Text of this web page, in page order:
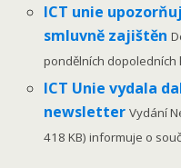
ICT unie
smluvně zajištěn
pondělních dopoledních
ICT Unie vydala
newsletterVydání
418 KB) informuje o